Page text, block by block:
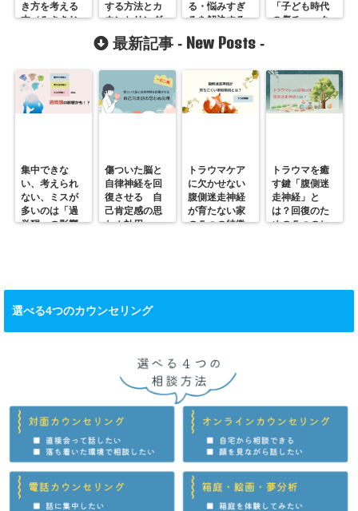
き方を考える
本（みさきじ
する方法とカ
ウンセリング
る・悩みすぎ
るを解決する
方法
「子ども時代
の傷チェック
最新記事 - New Posts -
集中できな
い、考えられ
ない、ミスが
多いのは「過
覚醒」の影響
傷ついた脳と
自律神経を回
復させる 自
己肯定感の思
わぬ効用
トラウマケア
に欠かせない
腹側迷走神経
が育たない家
の５つの特徴
トラウマを癒
す鍵「腹側迷
走神経」と
は？回復のた
めの５つのヒ
選べる4つのカウンセリング